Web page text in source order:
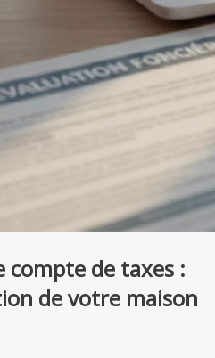
de taxes :
de votre maison